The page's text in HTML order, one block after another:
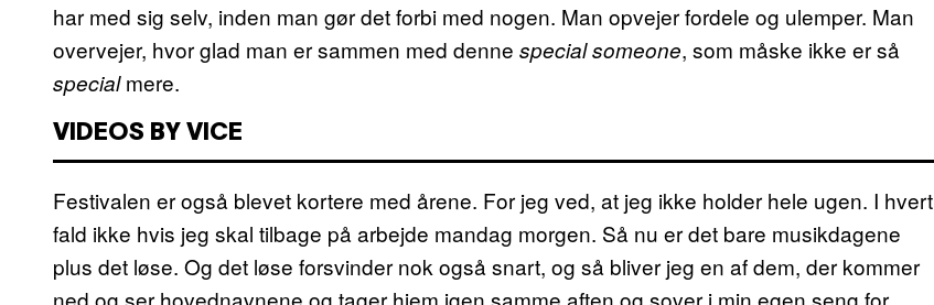
har med sig selv, inden man gør det forbi med nogen. Man opvejer fordele og ulemper. Man
overvejer, hvor glad man er sammen med denne special someone, som måske ikke er så
specialmere.
VIDEOS BY VICE
Festivalen er også blevet kortere med årene. For jeg ved, at jeg ikke holder hele ugen. I hvert
fald ikke hvis jeg skal tilbage på arbejde mandag morgen. Så nu er det bare musikdagene
plus det løse. Og det løse forsvinder nok også snart, og så bliver jeg en af dem, der kommer